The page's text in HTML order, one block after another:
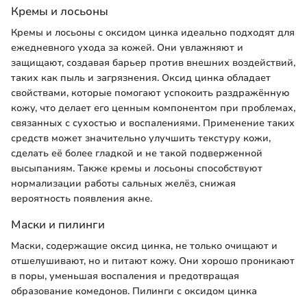
Кремы и лосьоны
Кремы и лосьоны с оксидом цинка идеально подходят для
ежедневного ухода за кожей. Они увлажняют и
защищают, создавая барьер против внешних воздействий,
таких как пыль и загрязнения. Оксид цинка обладает
свойствами, которые помогают успокоить раздражённую
кожу, что делает его ценным компонентом при проблемах,
связанных с сухостью и воспалениями. Применение таких
средств может значительно улучшить текстуру кожи,
сделать её более гладкой и не такой подверженной
высыпаниям. Также кремы и лосьоны способствуют
нормализации работы сальных желёз, снижая
вероятность появления акне.
Маски и пилинги
Маски, содержащие оксид цинка, не только очищают и
отшелушивают, но и питают кожу. Они хорошо проникают
в поры, уменьшая воспаления и предотвращая
образование комедонов. Пилинги с оксидом цинка